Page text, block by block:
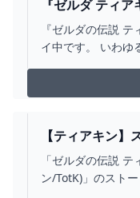
『ゼルダ ティ
ルの祝福」を攻
『ゼルダの伝説
イ中です。 いわ
ャーゲームです。
の戦い 通電」を攻
【ティアキン
「ゼルダの伝説
ン/TotK)」のスト